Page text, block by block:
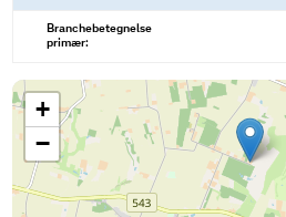
Branchebetegnelse
primær:
+
−